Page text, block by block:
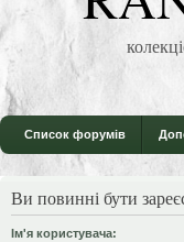
Список форумів
Ви повинні бути
Ім'я користувача: